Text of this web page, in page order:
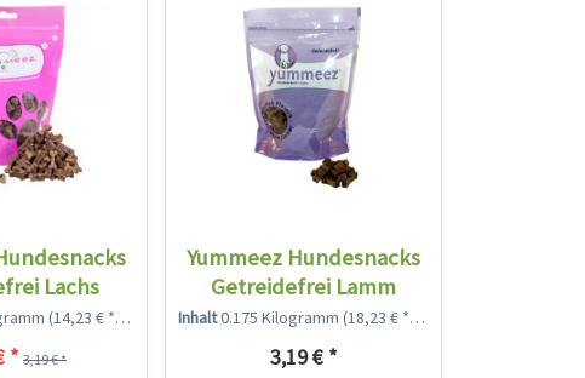
Lachs
(14,23 € * / 1 Kilogramm)
* 3,19 € *
Yummeez Hundesnacks
Getreidefrei Lamm
Inhalt0.175 Kilogramm(18,23 € * / 1 Kilogramm)
3,19 € *